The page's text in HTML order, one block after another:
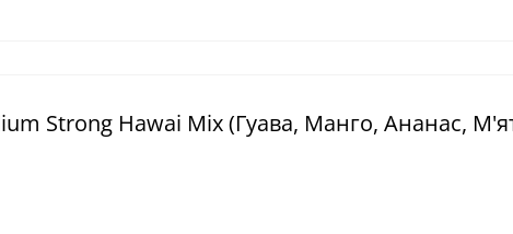
Strong Hawai Mix (Гуава, Манго, Ананас,